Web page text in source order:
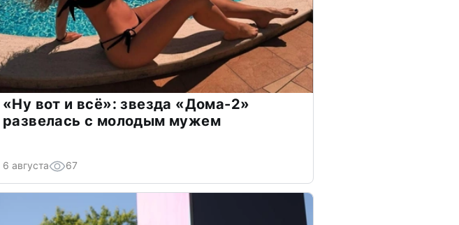
«Ну вот и всё»: звезда «Дома-2»
развелась с молодым мужем
6 августа 67